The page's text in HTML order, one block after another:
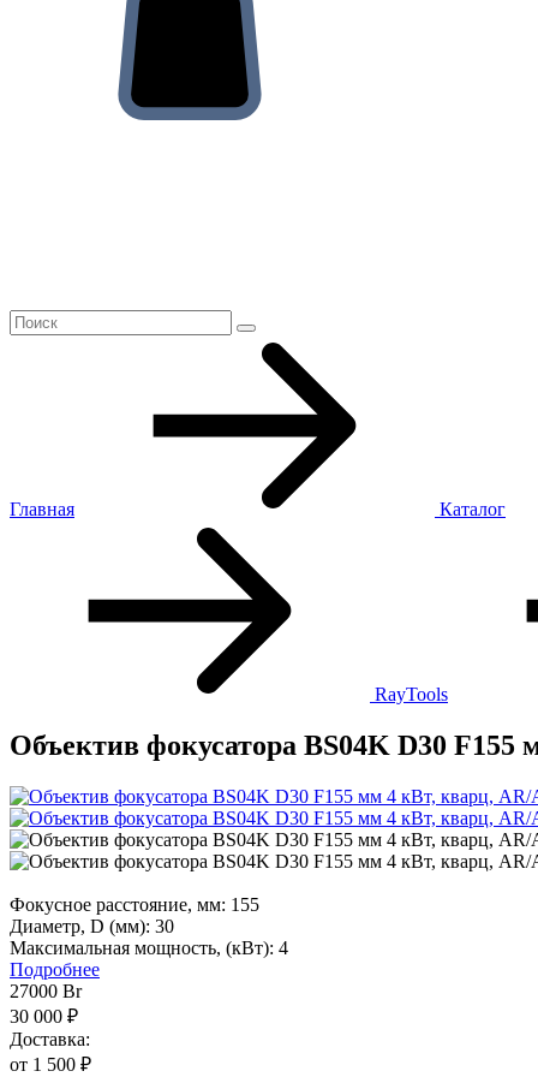
Главная Каталог
RayTools
Объектив фокусатора BS04K D30
Фокусное расстояние, мм: 155
Диаметр, D (мм): 30
Максимальная мощность, (кВт): 4
Подробнее
27000 Br
30 000 ₽
Доставка:
от 1 500 ₽